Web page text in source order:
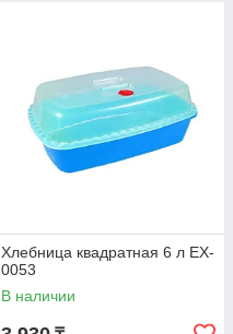
Хлебница квадратная 6 л EX-
0053
В наличии